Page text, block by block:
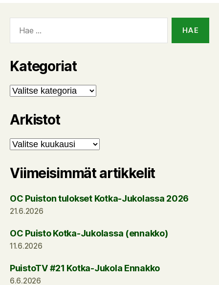
Kategoriat
Kategoriat
Arkistot
Arkistot
Viimeisimmät artikkelit
OC Puiston tulokset Kotka-Jukolassa 2026
21.6.2026
OC Puisto Kotka-Jukolassa (ennakko)
11.6.2026
PuistoTV #21 Kotka-Jukola Ennakko
6.6.2026